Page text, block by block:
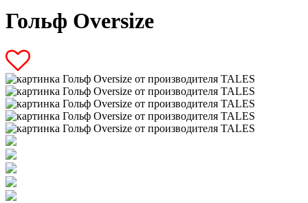
Гольф Oversize